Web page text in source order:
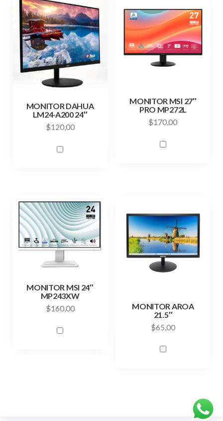
MONITOR DAHUA
LM24-A200 24″
$120,00
MONITOR MSI 27″
PRO MP272L
$170,00
MONITOR MSI 24″
MP243XW
$160,00
MONITOR AROA
21.5″
$65,00